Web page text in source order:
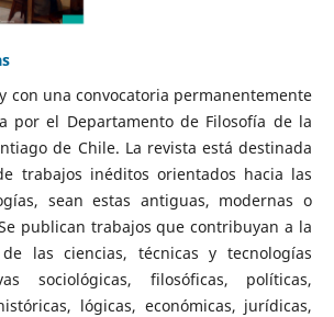
con una convocatoria permanentemente
por el Departamento de Filosofía de la
de Chile. La revista está destinada
trabajos inéditos orientados hacia las
sean estas antiguas, modernas o
publican trabajos que contribuyan a la
las ciencias, técnicas y tecnologías
sociológicas, filosóficas, políticas,
lógicas, económicas, jurídicas,